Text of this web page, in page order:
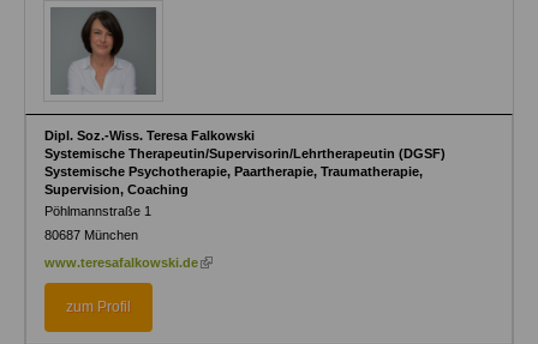
Dipl. Soz.-Wiss. Teresa Falkowski
Systemische Therapeutin/Supervisorin/Lehrtherapeutin (DGSF)
Systemische Psychotherapie, Paartherapie, Traumatherapie,
Supervision, Coaching
Pöhlmannstraße 1
80687 München
www.teresafalkowski.de (link
zum Profil